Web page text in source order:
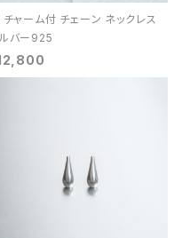
チャーム付 チェーン ネックレス
バー925